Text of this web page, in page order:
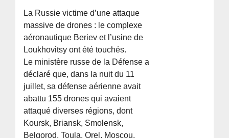
La Russie victime d’une attaque
massive de drones : le complexe
aéronautique Beriev et l’usine de
Loukhovitsy ont été touchés.
Le ministère russe de la Défense a
déclaré que, dans la nuit du 11
juillet, sa défense aérienne avait
abattu 155 drones qui avaient
attaqué diverses régions, dont
Koursk, Briansk, Smolensk,
Belgorod, Toula, Orel, Moscou,